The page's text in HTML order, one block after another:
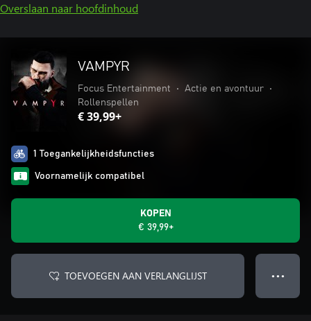
Overslaan naar hoofdinhoud
VAMPYR
Focus Entertainment • Actie en avontuur
•
Rollenspellen
€ 39,99+
1 Toegankelijkheidsfuncties
Voornamelijk compatibel
KOPEN
€ 39,99+
TOEVOEGEN AAN VERLANGLIJST ● ● ●